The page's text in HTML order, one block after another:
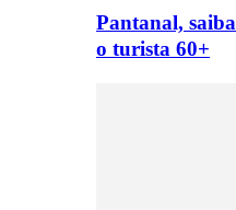
Pantanal,
o turista 60+